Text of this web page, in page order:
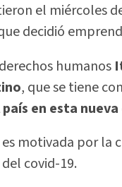
el miércoles
decidió
humanos
, que se tiene
en esta
motivada por la
covid-19.